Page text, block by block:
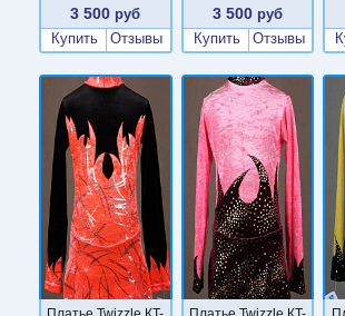
3 500 руб
Купить
Отзывы
3 500 руб
Купить
Отзывы